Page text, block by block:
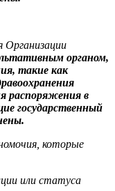
Организации
органом,
такие как
распоряжения в
государственный
которые
или статуса